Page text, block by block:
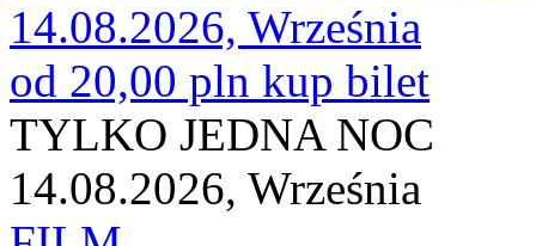
14.08.2026, Września
od 20,00 pln kup bilet
TYLKO JEDNA NOC
14.08.2026, Września